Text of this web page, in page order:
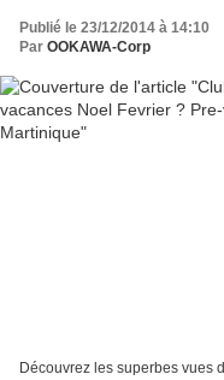
Publié le 23/12/2014 à 14:10
Par OOKAWA-Corp
Découvrez les superbes vues